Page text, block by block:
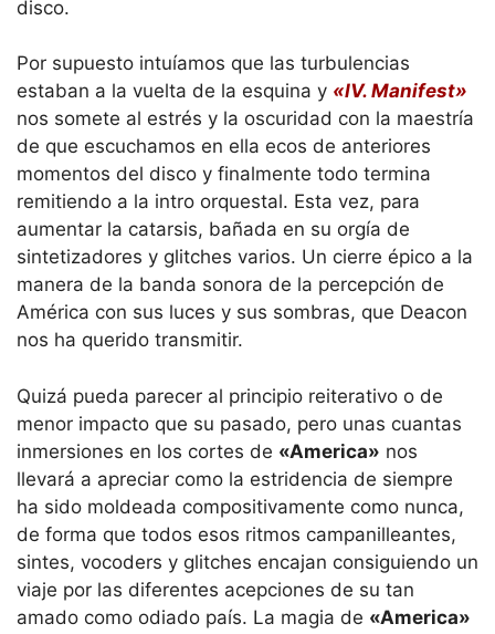
disco.
Por supuesto intuíamos que las turbulencias
estaban a la vuelta de la esquina y «IV. Manifest»
nos somete al estrés y la oscuridad con la maestría
de que escuchamos en ella ecos de anteriores
momentos del disco y finalmente todo termina
remitiendo a la intro orquestal. Esta vez, para
aumentar la catarsis, bañada en su orgía de
sintetizadores y glitches varios. Un cierre épico a la
manera de la banda sonora de la percepción de
América con sus luces y sus sombras, que Deacon
nos ha querido transmitir.
Quizá pueda parecer al principio reiterativo o de
menor impacto que su pasado, pero unas cuantas
inmersiones en los cortes de «America» nos
llevará a apreciar como la estridencia de siempre
ha sido moldeada compositivamente como nunca,
de forma que todos esos ritmos campanilleantes,
sintes, vocoders y glitches encajan consiguiendo un
viaje por las diferentes acepciones de su tan
amado como odiado país. La magia de «America»